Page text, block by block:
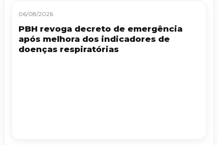
06/08/2026
PBH revoga decreto de emergência
após melhora dos indicadores de
doenças respiratórias